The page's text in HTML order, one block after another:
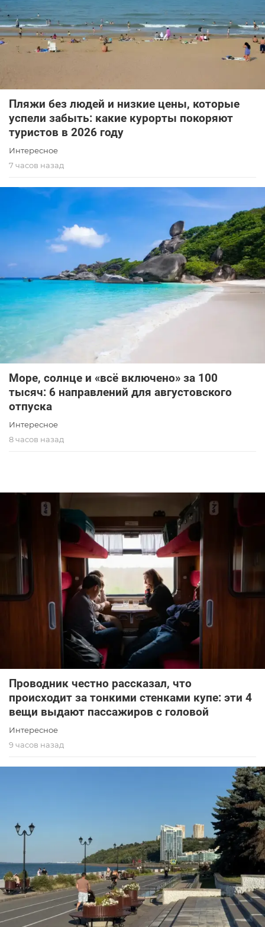
Пляжи без людей и низкие цены, которые
успели забыть: какие курорты покоряют
туристов в 2026 году
Интересное
7 часов назад
Море, солнце и «всё включено» за 100
тысяч: 6 направлений для августовского
отпуска
Интересное
8 часов назад
Проводник честно рассказал, что
происходит за тонкими стенками купе: эти 4
вещи выдают пассажиров с головой
Интересное
9 часов назад